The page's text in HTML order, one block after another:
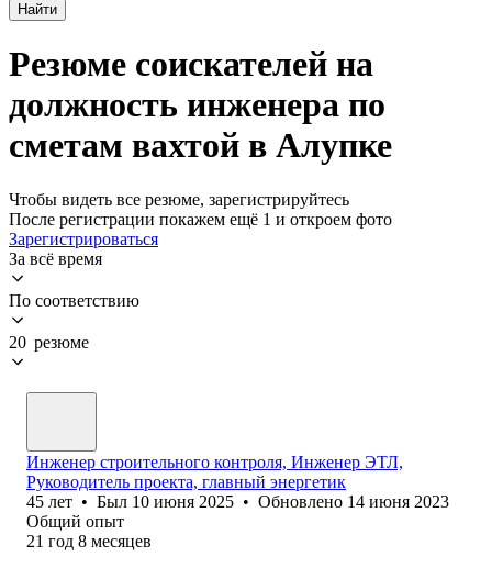
Найти
Резюме соискателей на
должность инженера по
сметам вахтой в Алупке
Чтобы видеть все резюме, зарегистрируйтесь
После регистрации покажем ещё 1 и откроем фото
Зарегистрироваться
За всё время
По соответствию
20 резюме
Инженер строительного контроля, Инженер ЭТЛ,
Руководитель проекта, главный энергетик
45 лет • Был 10 июня 2025 • Обновлено 14 июня 2023
Общий опыт
21 год 8 месяцев